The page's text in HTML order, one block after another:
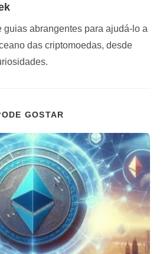
guias abrangentes para ajudá-lo a
das criptomoedas, desde
GOSTAR